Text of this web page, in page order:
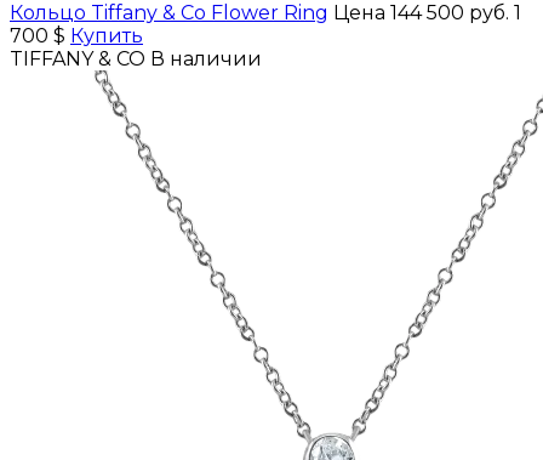
Кольцо Tiffany & Co Flower Ring Цена 144 500 руб. 1
700 $ Купить
TIFFANY & CO В наличии